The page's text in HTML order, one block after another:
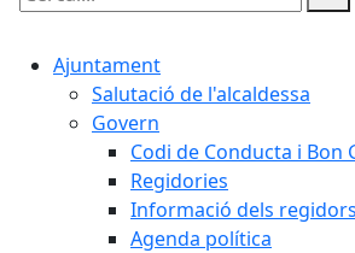
Cercar:
Ajuntament
Salutació de l'alcaldessa
Govern
Codi de Conducta i Bon
Regidories
Informació dels
Agenda política